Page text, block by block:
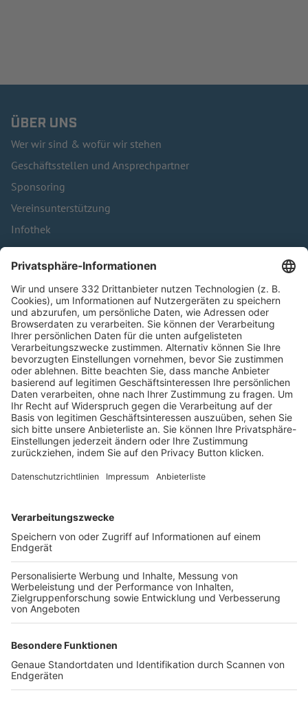
ÜBER UNS
Wer wir sind & wofür wir stehen
Geschäftsstellen und Ansprechpartner
Sponsoring
Vereinsunterstützung
Infothek
Kontakt
HÄUFIG BESUCHTE SEITEN
Pässe und Vereinswechsel
Trainerausbildung
Schulungsangebot Vereinsmitarbeiter
BFV-Geschäftsstellen
Trainerbörse
Login SpielPlus
FOLGE DEM BFV
TOP-VEREINE
TOP-PARTNER